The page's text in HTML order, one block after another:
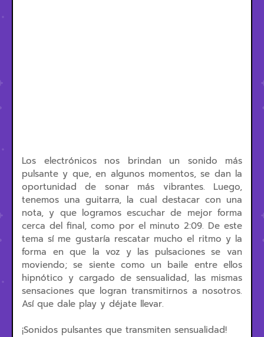
Los electrónicos nos brindan un sonido más
pulsante y que, en algunos momentos, se dan la
oportunidad de sonar más vibrantes. Luego,
tenemos una guitarra, la cual destacar con una
nota, y que logramos escuchar de mejor forma
cerca del final, como por el minuto 2:09. De este
tema sí me gustaría rescatar mucho el ritmo y la
forma en que la voz y las pulsaciones se van
moviendo; se siente como un baile entre ellos
hipnótico y cargado de sensualidad, las mismas
sensaciones que logran transmitirnos a nosotros.
Así que dale play y déjate llevar.
¡Sonidos pulsantes que transmiten sensualidad!